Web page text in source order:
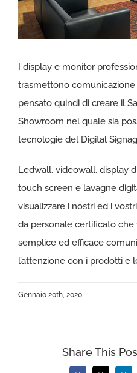
I display e monitor
trasmettono
pensato quindi di creare il
Showroom nel quale sia
tecnologie del Digital
Ledwall, videowall, display
touch screen e lavagne
visualizzare i nostri ed i
da personale certificato
semplice ed efficace
l’attenzione con i prodotti e
Gennaio 20th, 2020
Share This